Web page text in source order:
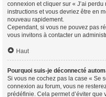
connexion et cliquer sur « J’ai
instructions et vous devriez être en
nouveau rapidement.
Cependant, si vous ne pouvez pas
vous invitons à contacter un
Haut
Pourquoi suis-je déconnecté
Si vous ne cochez pas la case « Se
connexion au forum, vous ne
prédéfinie. Cela permet d’éviter que